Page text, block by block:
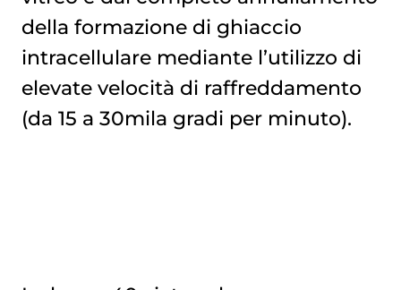
della formazione di ghiaccio
intracellulare mediante l’utilizzo di
elevate velocità di raffreddamento
(da 15 a 30mila gradi per minuto).